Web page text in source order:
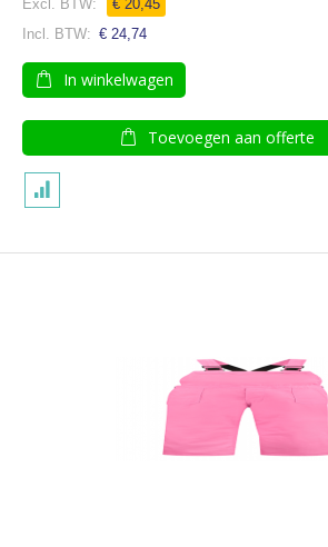
€ 20,45
€ 24,74
In winkelwagen
Toevoegen aan offerte